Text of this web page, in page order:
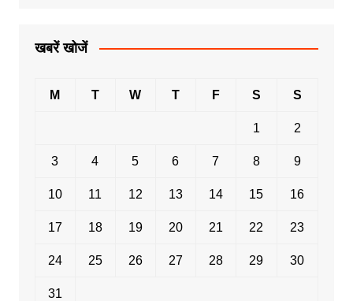
खबरें खोजें
M T W T F S S
1 2
3 4 5 6 7 8 9
10 11 12 13 14 15 16
17 18 19 20 21 22 23
24 25 26 27 28 29 30
31